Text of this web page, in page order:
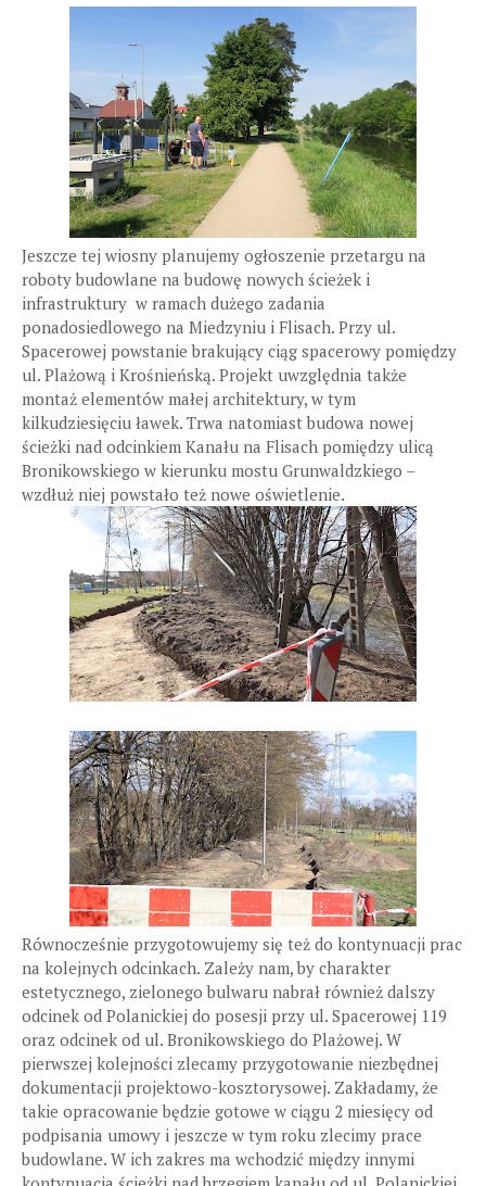
Jeszcze tej wiosny planujemy ogłoszenie przetargu na
roboty budowlane na budowę nowych ścieżek i
infrastruktury w ramach dużego zadania
ponadosiedlowego na Miedzyniu i Flisach. Przy ul.
Spacerowej powstanie brakujący ciąg spacerowy pomiędzy
ul. Plażową i Krośnieńską. Projekt uwzględnia także
montaż elementów małej architektury, w tym
kilkudziesięciu ławek. Trwa natomiast budowa nowej
ścieżki nad odcinkiem Kanału na Flisach pomiędzy ulicą
Bronikowskiego w kierunku mostu Grunwaldzkiego –
wzdłuż niej powstało też nowe oświetlenie.
Równocześnie przygotowujemy się też do kontynuacji prac
na kolejnych odcinkach. Zależy nam, by charakter
estetycznego, zielonego bulwaru nabrał również dalszy
odcinek od Polanickiej do posesji przy ul. Spacerowej 119
oraz odcinek od ul. Bronikowskiego do Plażowej. W
pierwszej kolejności zlecamy przygotowanie niezbędnej
dokumentacji projektowo-kosztorysowej. Zakładamy, że
takie opracowanie będzie gotowe w ciągu 2 miesięcy od
podpisania umowy i jeszcze w tym roku zlecimy prace
budowlane. W ich zakres ma wchodzić między innymi